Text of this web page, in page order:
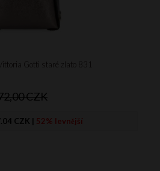
Gotti staré zlato 831
CZK
CZK | 52% levnější